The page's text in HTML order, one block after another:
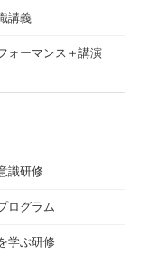
講義
ォーマンス＋講演
識研修
ログラム
学ぶ研修